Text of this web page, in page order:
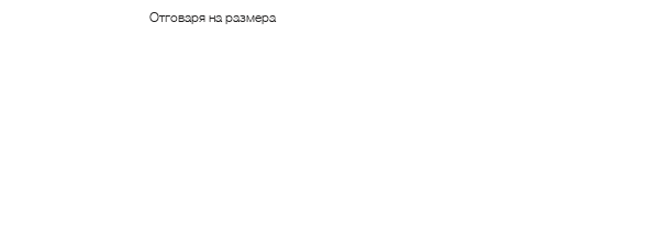
Отговаря на размера